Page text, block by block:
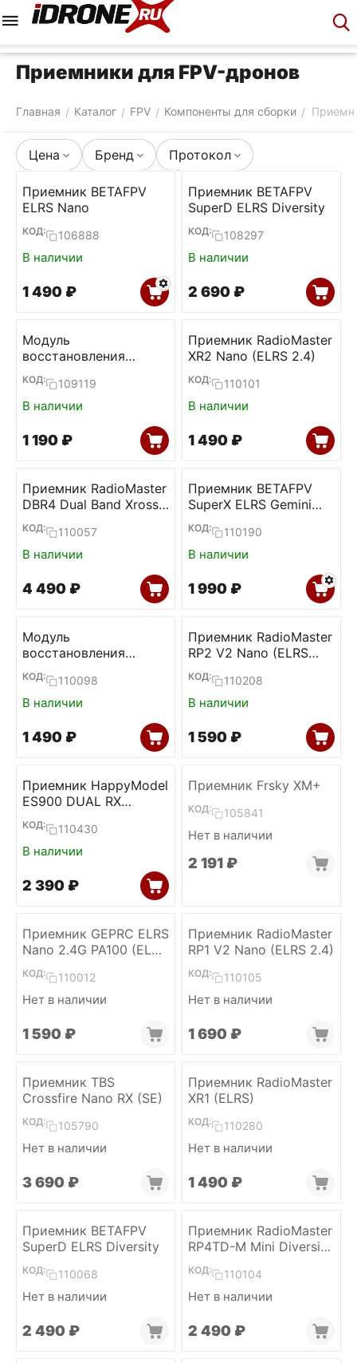
Приемники для FPV-дронов
Главная / Каталог / FPV / Компоненты для сборки /
Цена Бренд Протокол
Приемник BETAFPV
ELRS Nano
КОД: 106888
В наличии
1 490 ₽
Приемник BETAFPV
SuperD ELRS Diversity
КОД: 108297
В наличии
2 690 ₽
Модуль
восстановления
прошивки ELRS
приемников (BETAFPV)
КОД: 109119
В наличии
1 190 ₽
Приемник RadioMaster
XR2 Nano (ELRS 2.4)
КОД: 110101
В наличии
1 490 ₽
Приемник RadioMaster
DBR4 Dual Band Xross
Gemini ELRS
КОД: 110057
В наличии
4 490 ₽
Приемник BETAFPV
SuperX ELRS Gemini
Xross
КОД: 110190
В наличии
1 990 ₽
Модуль
восстановления
прошивки ELRS
приемников
(RadioMaster)
КОД: 110098
В наличии
1 490 ₽
Приемник RadioMaster
RP2 V2 Nano (ELRS
2.4)
КОД: 110208
В наличии
1 590 ₽
Приемник HappyModel
ES900 DUAL RX
Diversity (ELRS 915)
КОД: 110430
В наличии
2 390 ₽
Приемник Frsky XM+
КОД: 105841
Нет в наличии
2 191 ₽
Приемник GEPRC ELRS
Nano 2.4G PA100 (ELRS
2.4)
КОД: 110012
Нет в наличии
1 590 ₽
Приемник RadioMaster
RP1 V2 Nano (ELRS 2.4)
КОД: 110105
Нет в наличии
1 690 ₽
Приемник TBS
Crossfire Nano RX (SE)
КОД: 105790
Нет в наличии
3 690 ₽
Приемник RadioMaster
XR1 (ELRS)
КОД: 110280
Нет в наличии
1 490 ₽
Приемник BETAFPV
SuperD ELRS Diversity
КОД: 110068
Нет в наличии
2 490 ₽
Приемник RadioMaster
RP4TD-M Mini Diversity
(ELRS 2.4)
КОД: 110104
Нет в наличии
2 490 ₽
Корзина